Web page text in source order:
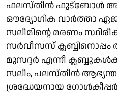
ഫലസ്തീൻ ഫുട്ബോൾ
ഔദ്യോഗിക വാർത്താ
സലീമിന്റെ മരണം
സർവീസസ്
മുസദ്ദർ എന്നീ
സലീം, പലസ്തീൻ
ശ്രദ്ധേയനായ